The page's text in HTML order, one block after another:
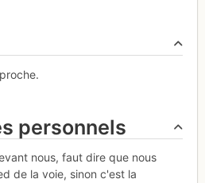
personnels
nous, faut dire que nous
de la voie, sinon c'est la